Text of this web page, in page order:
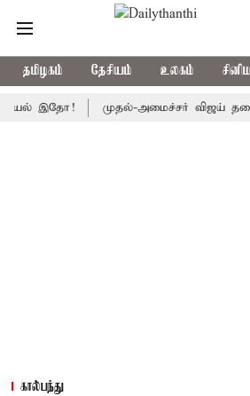
தமிழகம் தேசியம் உலகம்
முதல்-அமைச்சர் விஜய் தலைமையில்
கால்பந்து